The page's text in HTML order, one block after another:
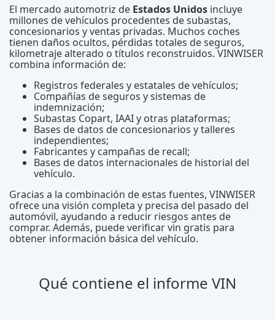
El mercado automotriz de Estados Unidos incluye
millones de vehículos procedentes de subastas,
concesionarios y ventas privadas. Muchos coches
tienen daños ocultos, pérdidas totales de seguros,
kilometraje alterado o títulos reconstruidos. VINWISER
combina información de:
Registros federales y estatales de vehículos;
Compañías de seguros y sistemas de
indemnización;
Subastas Copart, IAAI y otras plataformas;
Bases de datos de concesionarios y talleres
independientes;
Fabricantes y campañas de recall;
Bases de datos internacionales de historial del
vehículo.
Gracias a la combinación de estas fuentes, VINWISER
ofrece una visión completa y precisa del pasado del
automóvil, ayudando a reducir riesgos antes de
comprar. Además, puede verificar vin gratis para
obtener información básica del vehículo.
Qué contiene el informe VIN